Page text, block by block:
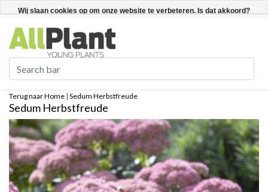
Registreren / Inloggen Nederlands
Terug naar Home | Sedum Herbstfreude
Sedum Herbstfreude
Wij slaan cookies op om onze website te verbeteren. Is dat akkoord?